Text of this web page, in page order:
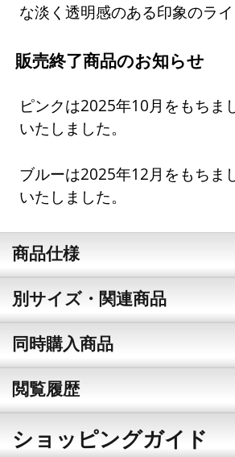
な淡く透明感のある印象のライ
販売終了商品のお知らせ
ピンクは2025年10月をもちま
いたしました。
ブルーは2025年12月をもちま
いたしました。
商品仕様
別サイズ・関連商品
同時購入商品
閲覧履歴
ショッピングガイド